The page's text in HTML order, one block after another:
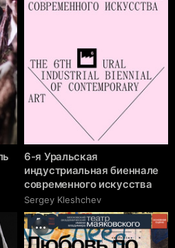
6-я Уральская
индустриальная биеннале
современного искусства
Sergey Kleshchev